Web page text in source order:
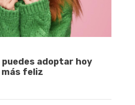
adoptar hoy
feliz